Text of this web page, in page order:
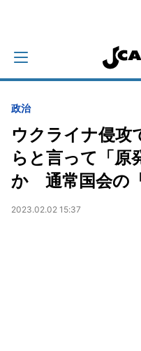
政治
ウクライナ侵攻
らと言って「原
か 通常国会の
2023.02.02 15:37